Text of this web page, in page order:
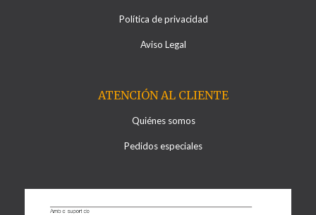
Política de privacidad
Aviso Legal
ATENCIÓN AL CLIENTE
Quiénes somos
Pedidos especiales